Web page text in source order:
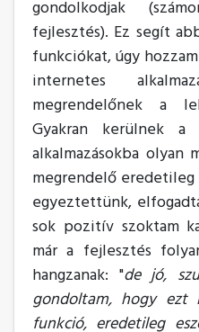
gondolkodjak
fejlesztés). Ez segít
funkciókat, úgy
internetes
megrendelőnek a
Gyakran kerülnek a
alkalmazásokba olyan
megrendelő
egyeztettünk,
sok pozitív szoktam
már a fejlesztés
hangzanak: "de jó,
gondoltam, hogy ezt
funkció, eredetileg